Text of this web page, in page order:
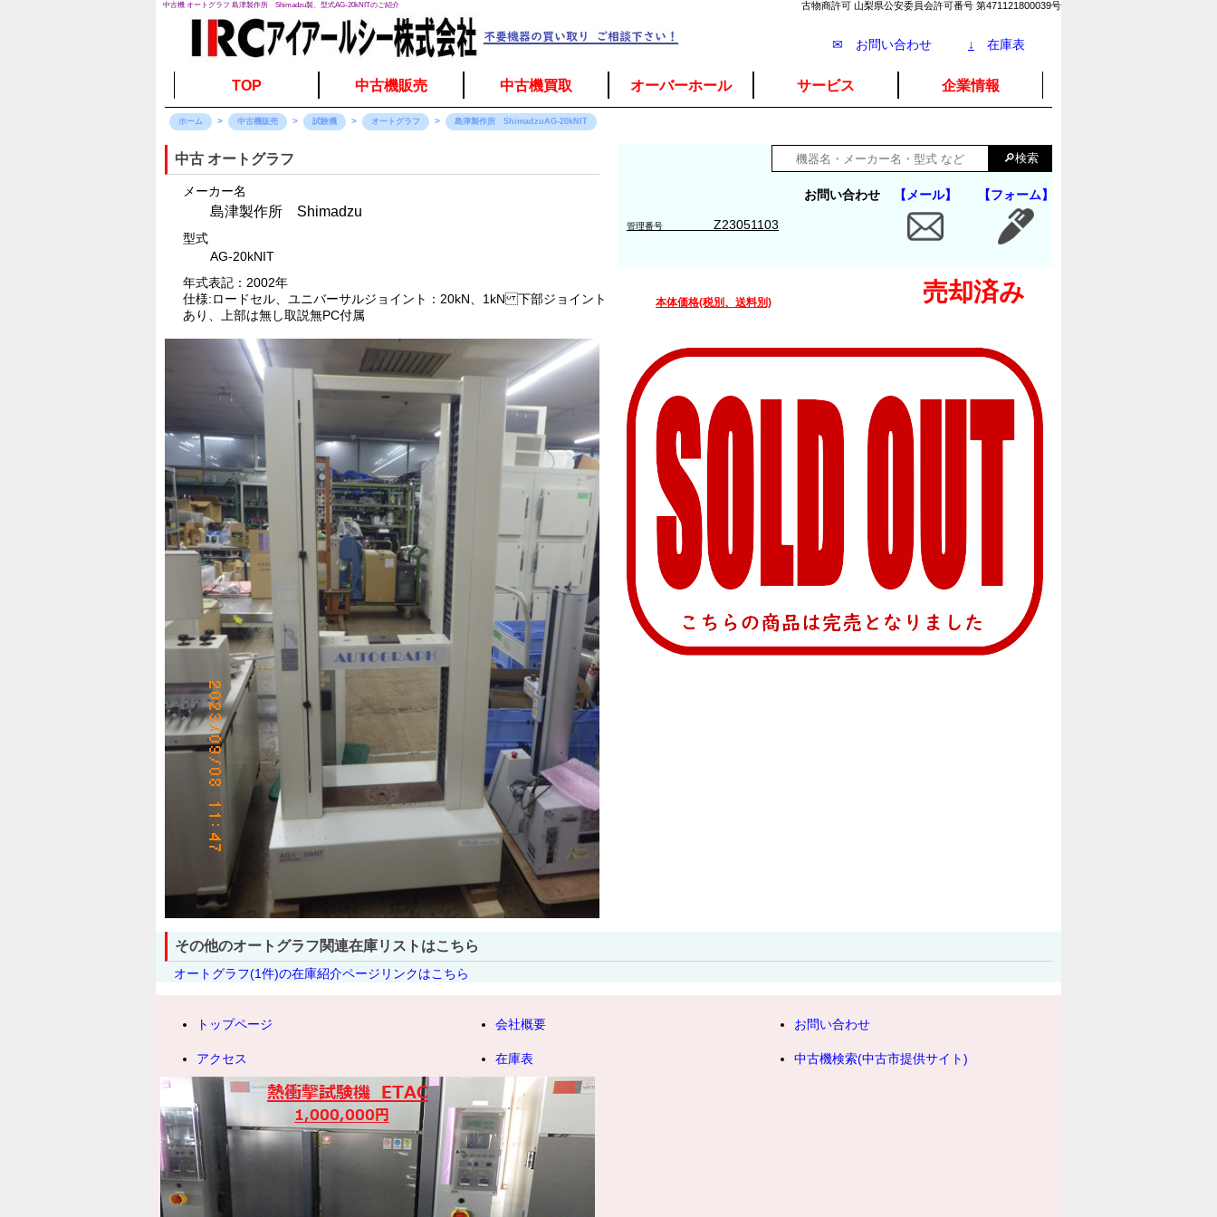
中古機 オートグラフ 島津製作所 Shimadzu製、型式AG-20kNITのご紹介 古物商許可 山梨県公安委員会許可番号 第471121800039号
✉ お問い合わせ ↓ 在庫表
TOP 中古機販売 中古機買取 オーバーホール サービス 企業情報
ホーム 中古機販売 試験機 オートグラフ 島津製作所 ShimadzuAG-20kNIT
お問い合わせ 【メール】 【フォーム】
管理番号 Z23051103
中古 オートグラフ
メーカー名
島津製作所 Shimadzu
型式
AG-20kNIT
年式表記：2002年
仕様:ロードセル、ユニバーサルジョイント：20kN、1kN 下部ジョイント
あり、上部は無し 取説無 PC付属
本体価格(税別、送料別) 売却済み
その他のオートグラフ関連在庫リストはこちら
オートグラフ(1件)の在庫紹介ページリンクはこちら
トップページ 会社概要 お問い合わせ
アクセス 在庫表 中古機検索(中古市提供サイト)